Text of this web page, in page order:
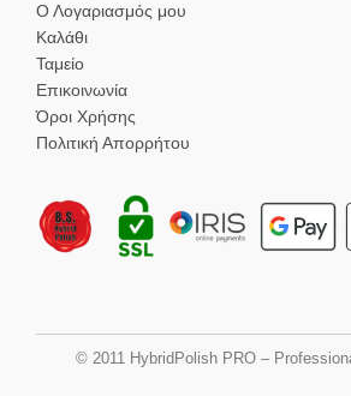
Ο Λογαριασμός μου
Καλάθι
Ταμείο
Επικοινωνία
Όροι Χρήσης
Πολιτική Απορρήτου
© 2011 HybridPolish PRO –